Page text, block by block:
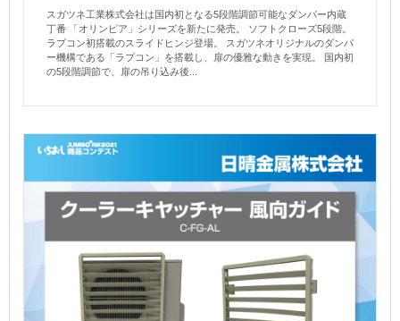
スガツネ工業株式会社は国内初となる5段階調節可能なダンパー内蔵
丁番 「オリンピア」シリーズを新たに発売。 ソフトクローズ5段階。
ラプコン初搭載のスライドヒンジ登場。 スガツネオリジナルのダンパ
ー機構である「ラプコン」を搭載し、扉の優雅な動きを実現。 国内初
の5段階調節で、扉の吊り込み後...